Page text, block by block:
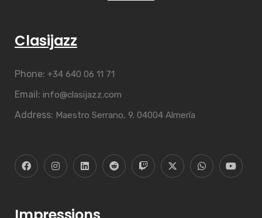
Clasijazz
Phone: +34 640 06 11 71
Email: info@clasijazz.com
Address: Maestro Serrano, 9. 04004 Almería